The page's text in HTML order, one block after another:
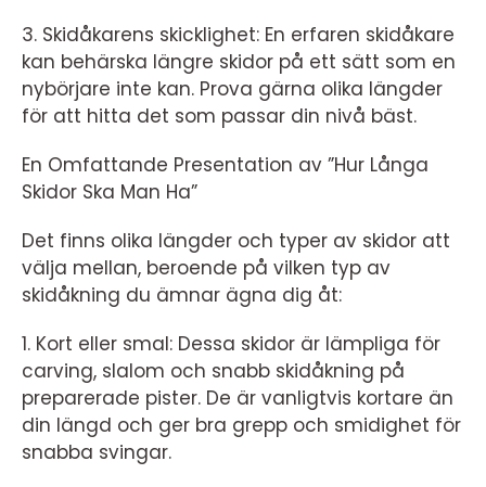
3. Skidåkarens skicklighet: En erfaren skidåkare
kan behärska längre skidor på ett sätt som en
nybörjare inte kan. Prova gärna olika längder
för att hitta det som passar din nivå bäst.
En Omfattande Presentation av ”Hur Långa
Skidor Ska Man Ha”
Det finns olika längder och typer av skidor att
välja mellan, beroende på vilken typ av
skidåkning du ämnar ägna dig åt:
1. Kort eller smal: Dessa skidor är lämpliga för
carving, slalom och snabb skidåkning på
preparerade pister. De är vanligtvis kortare än
din längd och ger bra grepp och smidighet för
snabba svingar.